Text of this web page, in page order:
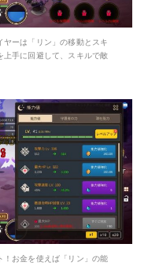
ーは「リン」の移動とスキ
上手に回避して、スキルで敵
！お金を使えば「リン」の能